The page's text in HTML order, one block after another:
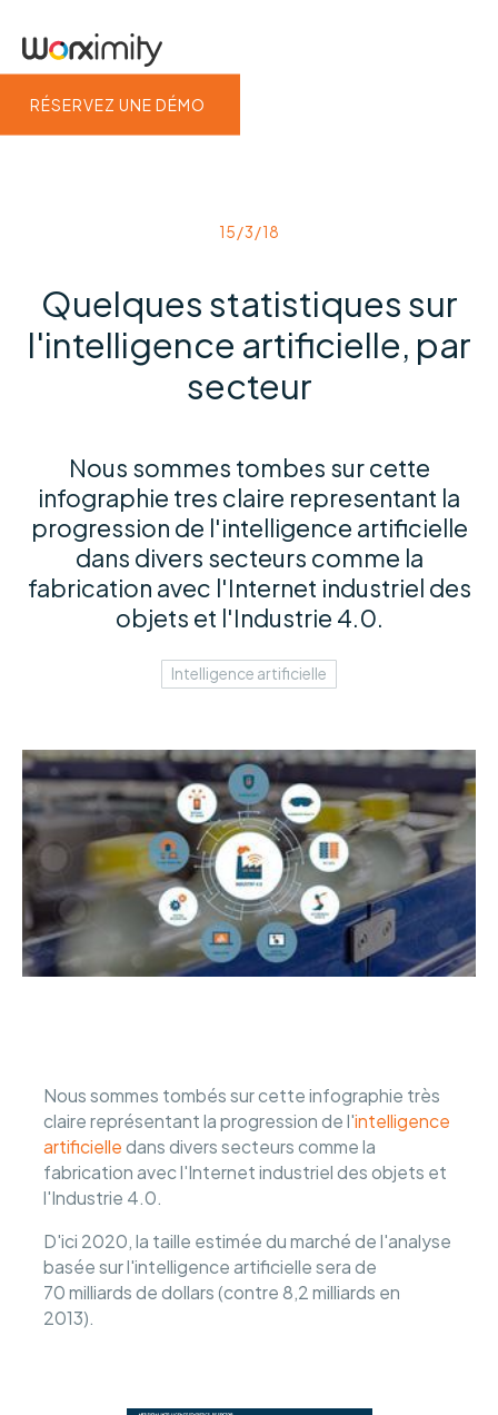
RÉSERVEZ UNE DÉMO
15/3/18
Quelques statistiques sur
l'intelligence artificielle, par
secteur
Nous sommes tombes sur cette
infographie tres claire representant la
progression de l'intelligence artificielle
dans divers secteurs comme la
fabrication avec l'Internet industriel des
objets et l'Industrie 4.0.
Intelligence artificielle
Nous sommes tombés sur cette infographie très
claire représentant la progression de l'intelligence
artificielle dans divers secteurs comme la
fabrication avec l'Internet industriel des objets et
l'Industrie 4.0.
D'ici 2020, la taille estimée du marché de l'analyse
basée sur l'intelligence artificielle sera de
70 milliards de dollars (contre 8,2 milliards en
2013).